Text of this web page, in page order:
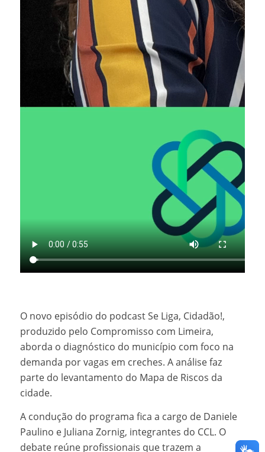
O novo episódio do podcast Se Liga, Cidadão!,
produzido pelo Compromisso com Limeira,
aborda o diagnóstico do município com foco na
demanda por vagas em creches. A análise faz
parte do levantamento do Mapa de Riscos da
cidade.
A condução do programa fica a cargo de Daniele
Paulino e Juliana Zornig, integrantes do CCL. O
debate reúne profissionais que trazem a